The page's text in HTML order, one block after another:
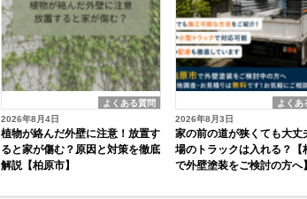
よくある質問
2026年8月4日
植物が絡んだ外壁に注意！放置す
ると家が傷む？原因と対策を徹底
解説【柏原市】
よくあ
2026年8月3日
家の前の道が狭くても大丈
場のトラックは入れる？【
で外壁塗装をご検討の方へ